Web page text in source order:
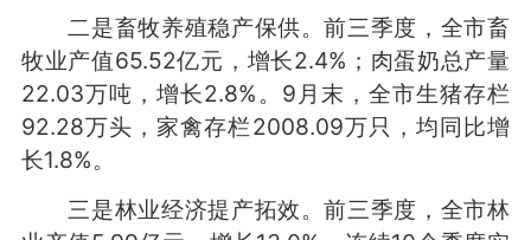
二是畜牧养殖稳产保供。前三季度，全市畜
牧业产值65.52亿元，增长2.4%；肉蛋奶总产量
22.03万吨，增长2.8%。9月末，全市生猪存栏
92.28万头，家禽存栏2008.09万只，均同比增
长1.8%。
三是林业经济提产拓效。前三季度，全市林